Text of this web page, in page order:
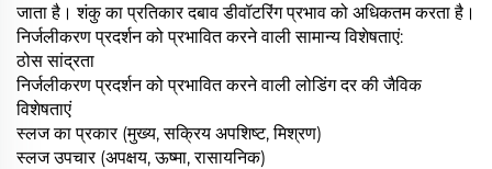
जाता है। शंकु का प्रतिकार दबाव डीवॉटरिंग प्रभाव को अधिकतम करता है।
निर्जलीकरण प्रदर्शन को प्रभावित करने वाली सामान्य विशेषताएं:
ठोस सांद्रता
निर्जलीकरण प्रदर्शन को प्रभावित करने वाली लोडिंग दर की जैविक
विशेषताएं
स्लज का प्रकार (मुख्य, सक्रिय अपशिष्ट, मिश्रण)
स्लज उपचार (अपक्षय, ऊष्मा, रासायनिक)